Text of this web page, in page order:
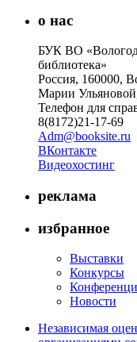
о нас
БУК ВО
библиотека»
Россия, 160000,
Марии
Телефон для
8(8172)21-17-69
Adm@booksite.ru
ВКонтакте
Видеохостинг
реклама
избранное
Выставки
Конкурсы
Новости
Независимая